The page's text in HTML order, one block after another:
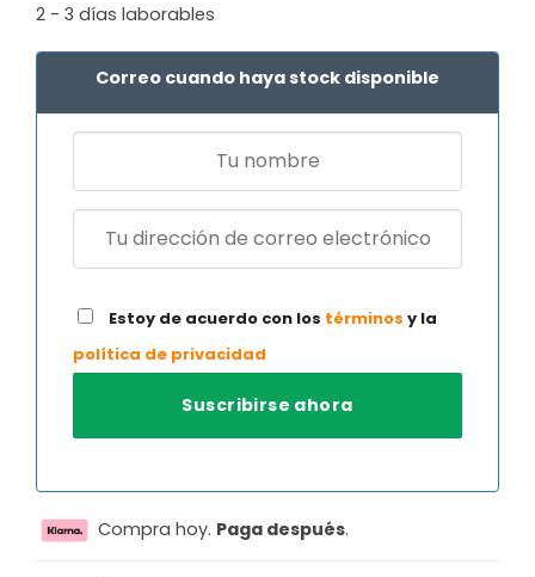
2 - 3 días laborables
Correo cuando haya stock disponible
Estoy de acuerdo con los términos y la
política de privacidad
Compra hoy. Paga después.